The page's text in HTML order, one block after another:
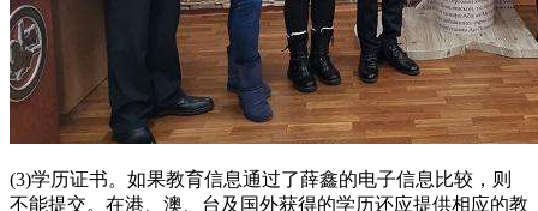
(3)学历证书。如果教育信息通过了薛鑫的电子信息比较，则
不能提交。在港、澳、台及国外获得的学历还应提供相应的教